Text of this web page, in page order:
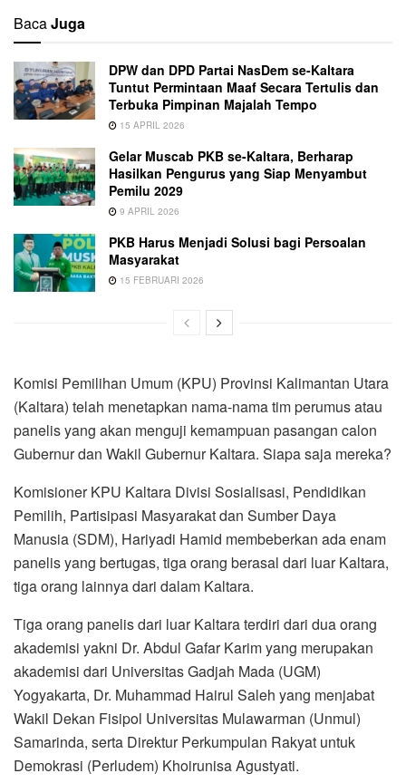
BacaJuga
DPW dan DPD Partai NasDem se-Kaltara
Tuntut Permintaan Maaf Secara Tertulis dan
Terbuka Pimpinan Majalah Tempo
15 APRIL 2026
Gelar Muscab PKB se-Kaltara, Berharap
Hasilkan Pengurus yang Siap Menyambut
Pemilu 2029
9 APRIL 2026
PKB Harus Menjadi Solusi bagi Persoalan
Masyarakat
15 FEBRUARI 2026
Komisi Pemilihan Umum (KPU) Provinsi Kalimantan Utara
(Kaltara) telah menetapkan nama-nama tim perumus atau
panelis yang akan menguji kemampuan pasangan calon
Gubernur dan Wakil Gubernur Kaltara. Siapa saja mereka?
Komisioner KPU Kaltara Divisi Sosialisasi, Pendidikan
Pemilih, Partisipasi Masyarakat dan Sumber Daya
Manusia (SDM), Hariyadi Hamid membeberkan ada enam
panelis yang bertugas, tiga orang berasal dari luar Kaltara,
tiga orang lainnya dari dalam Kaltara.
Tiga orang panelis dari luar Kaltara terdiri dari dua orang
akademisi yakni Dr. Abdul Gafar Karim yang merupakan
akademisi dari Universitas Gadjah Mada (UGM)
Yogyakarta, Dr. Muhammad Hairul Saleh yang menjabat
Wakil Dekan Fisipol Universitas Mulawarman (Unmul)
Samarinda, serta Direktur Perkumpulan Rakyat untuk
Demokrasi (Perludem) Khoirunisa Agustyati.